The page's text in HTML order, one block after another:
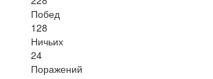
Побед
128
Ничьих
24
Поражений